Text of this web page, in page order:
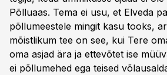
Põlluaas. Tema ei usu, et Elveda
põllumeestele mingit kasu tooks,
mõistlikum tee on see, kui Tere
oma asjad ära ja ettevõtet ise
ei põllumehed ega teised